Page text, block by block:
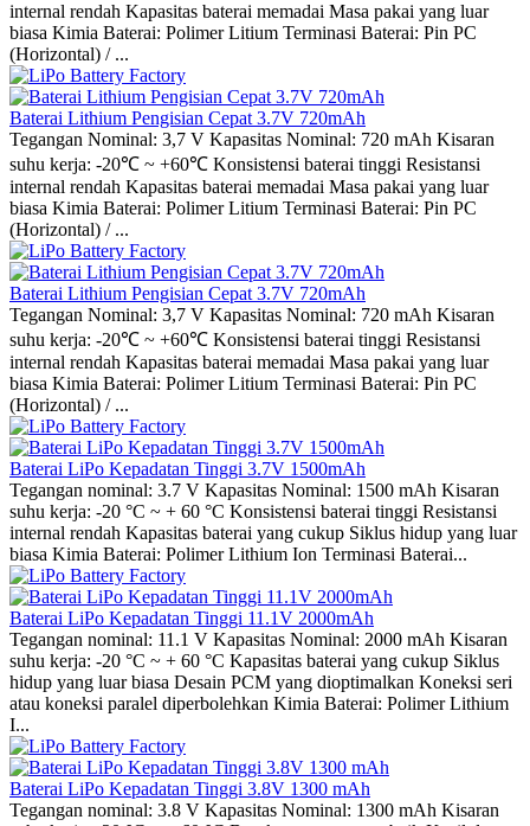
internal rendah Kapasitas baterai memadai Masa pakai yang luar
biasa Kimia Baterai: Polimer Litium Terminasi Baterai: Pin PC
(Horizontal) / ...
Baterai Lithium Pengisian Cepat 3.7V 720mAh
Tegangan Nominal: 3,7 V Kapasitas Nominal: 720 mAh Kisaran
suhu kerja: -20℃ ~ +60℃ Konsistensi baterai tinggi Resistansi
internal rendah Kapasitas baterai memadai Masa pakai yang luar
biasa Kimia Baterai: Polimer Litium Terminasi Baterai: Pin PC
(Horizontal) / ...
Baterai Lithium Pengisian Cepat 3.7V 720mAh
Tegangan Nominal: 3,7 V Kapasitas Nominal: 720 mAh Kisaran
suhu kerja: -20℃ ~ +60℃ Konsistensi baterai tinggi Resistansi
internal rendah Kapasitas baterai memadai Masa pakai yang luar
biasa Kimia Baterai: Polimer Litium Terminasi Baterai: Pin PC
(Horizontal) / ...
Baterai LiPo Kepadatan Tinggi 3.7V 1500mAh
Tegangan nominal: 3.7 V Kapasitas Nominal: 1500 mAh Kisaran
suhu kerja: -20 °C ~ + 60 °C Konsistensi baterai tinggi Resistansi
internal rendah Kapasitas baterai yang cukup Siklus hidup yang luar
biasa Kimia Baterai: Polimer Lithium Ion Terminasi Baterai...
Baterai LiPo Kepadatan Tinggi 11.1V 2000mAh
Tegangan nominal: 11.1 V Kapasitas Nominal: 2000 mAh Kisaran
suhu kerja: -20 °C ~ + 60 °C Kapasitas baterai yang cukup Siklus
hidup yang luar biasa Desain PCM yang dioptimalkan Koneksi seri
atau koneksi paralel diperbolehkan Kimia Baterai: Polimer Lithium
I...
Baterai LiPo Kepadatan Tinggi 3.8V 1300 mAh
Tegangan nominal: 3.8 V Kapasitas Nominal: 1300 mAh Kisaran